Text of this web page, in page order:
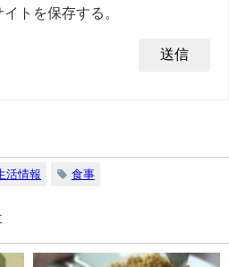
トを保存する。
活情報 食事